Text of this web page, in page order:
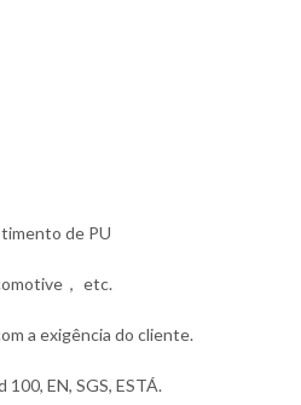
de PU
， etc.
a exigência do cliente.
EN, SGS, ESTÁ.